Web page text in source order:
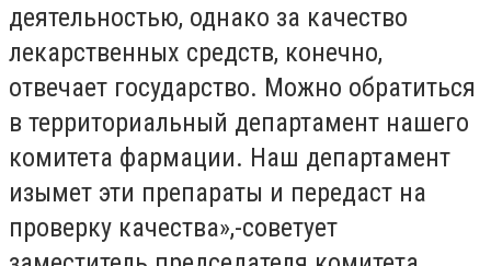
деятельностью, однако за качество
лекарственных средств, конечно,
отвечает государство. Можно обратиться
в территориальный департамент нашего
комитета фармации. Наш департамент
изымет эти препараты и передаст на
проверку качества»,-советует